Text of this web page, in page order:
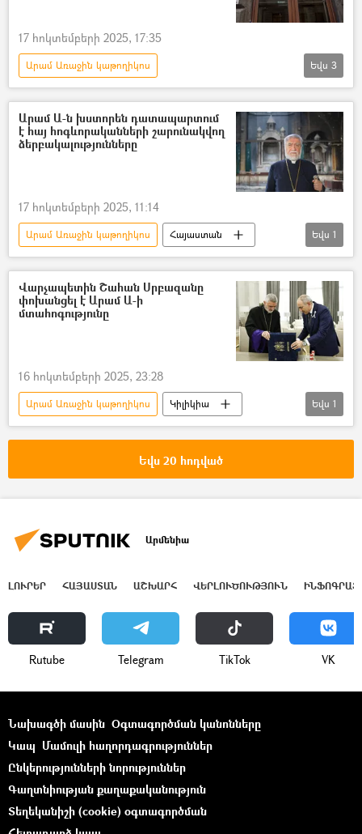
17 հոկտեմբերի 2025, 17:35
Արամ Առաջին կաթողիկոս
Հայ Յեղափոխական Դաշնակցություն (ՀՅԴ)
Նիկոլ Փաշինյան
Հայ Առաքելական Եկեղեցի
Եվս 3
Արամ Ա-ն խստորեն դատապարտում
է հայ հոգևորականների շարունակվող
ձերբակալությունները
17 հոկտեմբերի 2025, 11:14
Արամ Առաջին կաթողիկոս
Հայաստան
Եկեղեցի
Եվս 1
Վարչապետին Շահան Սրբազանը
փոխանցել է Արամ Ա-ի
մտահոգությունը
16 հոկտեմբերի 2025, 23:28
Արամ Առաջին կաթողիկոս
Կիլիկիա
Նիկոլ Փաշինյան
Եվս 1
Եվս 20 հոդված
Արմենիա
ԼՈՒՐԵՐ ՀԱՅԱՍՏԱՆ ԱՇԽԱՐՀ ՎԵՐԼՈՒԾՈՒԹՅՈՒՆ
Rutube Telegram ТikТоk VK
Նախագծի մասին Օգտագործման կանոնները
Կապ Մամուլի հաղորդագրություններ
Ընկերությունների նորություններ
Գաղտնիության քաղաքականություն
Տեղեկանիշի (cookie) օգտագործման